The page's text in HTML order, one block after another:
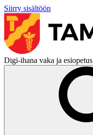
Siirry sisältöön
Digi-ihana vaka ja esiopetus